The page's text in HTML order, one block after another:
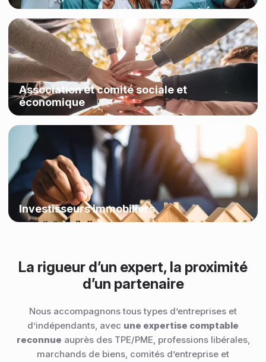
Association et comité sociale et
économique
Investisseurs immobiliers
La rigueur d’un expert, la proximité
d’un partenaire
Nous accompagnons tous types d’entreprises et
d’indépendants, avec une expertise comptable
reconnue auprès des TPE/PME, professions libérales,
marchands de biens, comités d’entreprise et